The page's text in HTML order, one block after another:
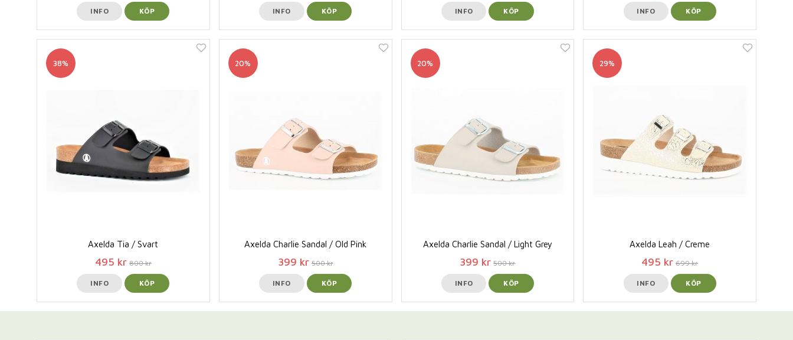
INFO KÖP INFO KÖP INFO KÖP INFO KÖP
38%
Axelda Tia / Svart
495 kr 800 kr
INFO KÖP
20%
Axelda Charlie Sandal / Old Pink
399 kr 500 kr
INFO KÖP
20%
Axelda Charlie Sandal / Light Grey
399 kr 500 kr
INFO KÖP
29%
Axelda Leah / Creme
495 kr 699 kr
INFO KÖP